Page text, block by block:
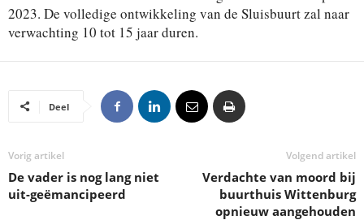
2023. De volledige ontwikkeling van de Sluisbuurt zal naar
verwachting 10 tot 15 jaar duren.
Deel
Vorig artikel
De vader is nog lang niet
uit-geëmancipeerd
Volgend artikel
Verdachte van moord bij
buurthuis Wittenburg
opnieuw aangehouden